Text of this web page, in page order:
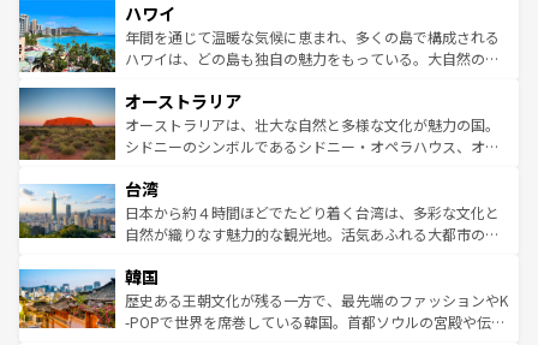
ば市内交通費無料で観光を楽しむこともできる。 なお、新
着のスイス情報はコンテンツ一覧 を参照してほしい。
のような巨大都市は、観光、ショッピング、エンターテイ
ンメントが詰まった刺激的なスポットだ。一方、アメリカ
西部には大自然が広がり、グランドキャニオンやイエロー
部のニューオーリンズでは、音楽と美食が融合した独特の
文化が魅力。旅行者はアメリカの各地域で異なる魅力を楽
しみながら、その多様性と豊かな歴史を感じることができ
ならではの贅沢な旅のスタイルだ。 なお、新着のアメリカ
情報はコンテンツ一覧を参照してほしい。
ハワイ
年間を通じて温暖な気候に恵まれ、多くの島で構成される
ハワイは、どの島も独自の魅力をもっている。大自然の神
ワイ島は見逃せない。また、定番の観光地といえばオアフ
島だが、静かな自然を求めるならマウイ島やカウアイ島が
おすすめ。エメラルドグリーンに輝く海をはじめ、豊かな
れるおもてなしの心で訪れる人々を迎えてくれるハワイの
人々、おいしいローカルフードやハワイアンミュージッ
ク、伝統的なフラダンスなど、すべてがハワイの魅力を彩
ワイを、存分に味わってほしい。 なお、新着のハワイ情報
はコンテンツ一覧を参照してほしい。
オーストラリア
オーストラリアは、壮大な自然と多様な文化が魅力の国。
シドニーのシンボルであるシドニー・オペラハウス、オー
リアリーフや大陸中央部にそびえるウルル（エアーズロッ
ク）、タスマニアの美しい原生林やケアンズの熱帯雨林な
ど、見どころがたくさん。また、カフェやワイン、オージ
いる。アクティビティも充実しており、サーフィンやダイ
ビング、ハイキングなど、アウトドア好きにはたまらな
い。オーストラリアの多彩な魅力を存分に味わいつくそ
台湾
日本から約４時間ほどでたどり着く台湾は、多彩な文化と
自然が織りなす魅力的な観光地。活気あふれる大都市の台
ン）、静ひつな山岳地帯である台湾東部など、都市の喧騒
と山間の静けさが共存しており、訪れる人に新しい発見と
驚きをもたらしてくれる。また、奥深い台湾の食文化も魅
韓国
歴史ある王朝文化が残る一方で、最先端のファッションやK
-POPで世界を席巻している韓国。首都ソウルの宮殿や伝統